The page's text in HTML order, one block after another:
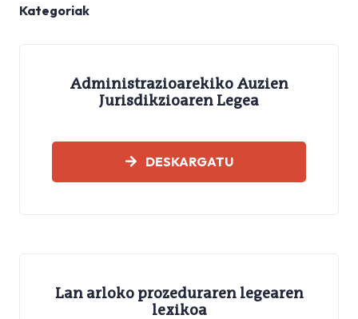
Kategoriak
Administrazioarekiko Auzien
Jurisdikzioaren Legea
DESKARGATU
Lan arloko prozeduraren legearen
lexikoa